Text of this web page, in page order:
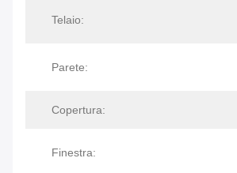
Telaio:
Parete:
Copertura:
Finestra: